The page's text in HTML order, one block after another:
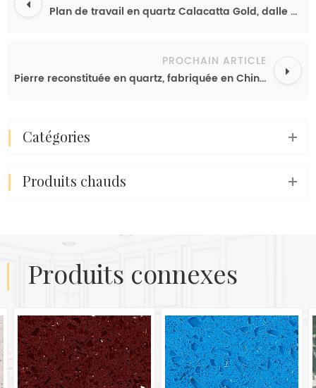
Plan de travail en quartz Calacatta Gold, dalle de quartz blanc à gros grain, format extra jumbo 3500 x 2000 mm.
PROCHAIN ARTICLE
Pierre reconstituée en quartz, fabriquée en Chine, vendeur international, pour l'Amérique latine, bon prix.
catégories
produits chauds
produits connexes